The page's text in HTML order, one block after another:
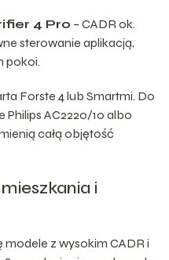
4 Pro – CADR ok.
sterowanie aplikacją,
pokoi.
Forste 4 lub Smartmi. Do
AC2220/10 albo
całą objętość
i
z wysokim CADR i